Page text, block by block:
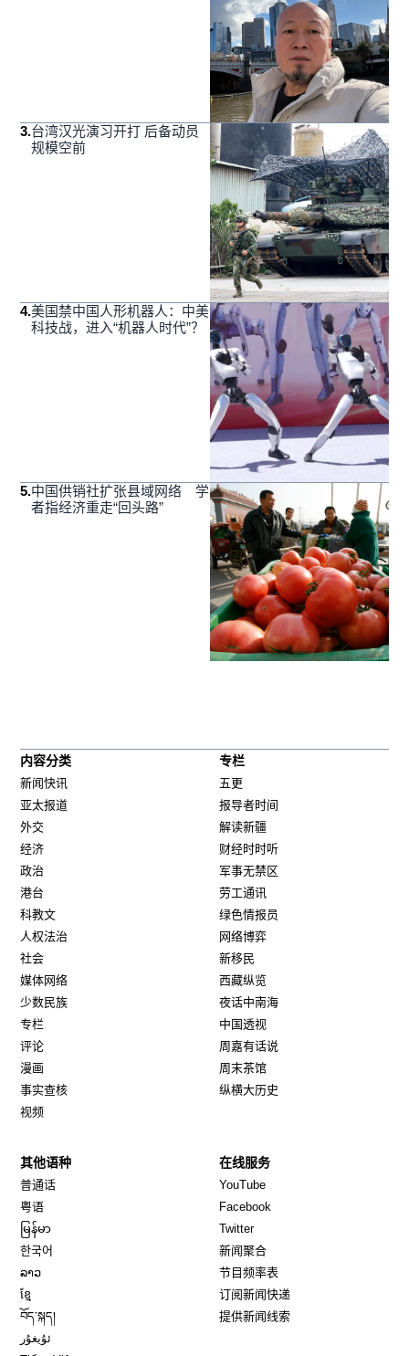
3.台湾汉光演习开打 后备动员
规模空前
4.美国禁中国人形机器人：中美
科技战，进入“机器人时代”？
5.中国供销社扩张县域网络 学
者指经济重走“回头路”
内容分类
新闻快讯
亚太报道
外交
经济
政治
港台
科教文
人权法治
社会
媒体网络
少数民族
专栏
评论
漫画
事实查核
视频
专栏
五更
报导者时间
解读新疆
财经时时听
军事无禁区
劳工通讯
绿色情报员
网络博弈
新移民
西藏纵览
夜话中南海
中国透视
周嘉有话说
周末茶馆
纵横大历史
其他语种
普通话
粤语
မြန်မာ
한국어
ລາວ
ខ្មែ
བོད་སྐད།
ئۇيغۇر
在线服务
YouTube
Facebook
TwitterOpens in new window
新闻聚合
节目频率表
订阅新闻快递
提供新闻线索